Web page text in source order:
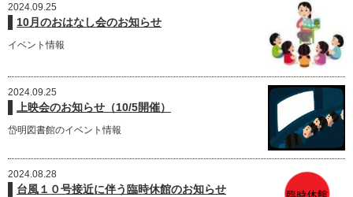
2024.09.25
10月のおはなし会のお知らせ
イベント情報
2024.09.25
上映会のお知らせ（10/5開催）
岱明図書館のイベント情報
2024.08.28
台風１０号接近に伴う臨時休館のお知らせ